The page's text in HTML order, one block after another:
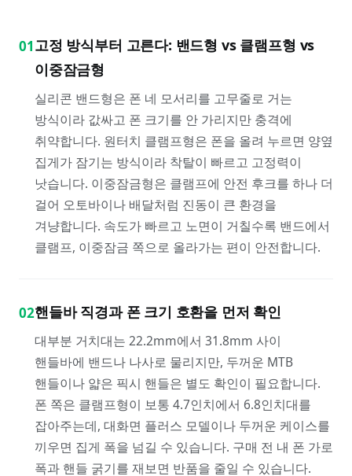
01고정 방식부터 고른다: 밴드형 vs 클램프형 vs
이중잠금형
실리콘 밴드형은 폰 네 모서리를 고무줄로 거는
방식이라 값싸고 폰 크기를 안 가리지만 충격에
취약합니다. 원터치 클램프형은 폰을 올려 누르면 양옆
집게가 잠기는 방식이라 착탈이 빠르고 고정력이
낫습니다. 이중잠금형은 클램프에 안전 후크를 하나 더
걸어 오토바이나 배달처럼 진동이 큰 환경을
겨냥합니다. 속도가 빠르고 노면이 거칠수록 밴드에서
클램프, 이중잠금 쪽으로 올라가는 편이 안전합니다.
02핸들바 직경과 폰 크기 호환을 먼저 확인
대부분 거치대는 22.2mm에서 31.8mm 사이
핸들바에 밴드나 나사로 물리지만, 두꺼운 MTB
핸들이나 얇은 픽시 핸들은 별도 확인이 필요합니다.
폰 쪽은 클램프형이 보통 4.7인치에서 6.8인치대를
잡아주는데, 대화면 플러스 모델이나 두꺼운 케이스를
끼우면 집게 폭을 넘길 수 있습니다. 구매 전 내 폰 가로
폭과 핸들 굵기를 재보면 반품을 줄일 수 있습니다.